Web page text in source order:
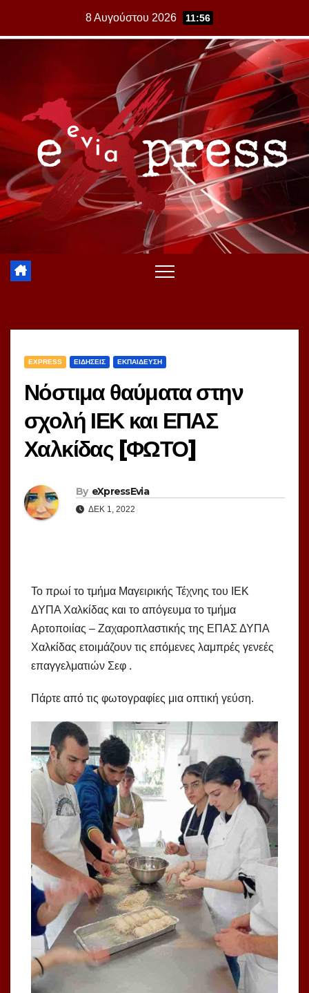
8 Αυγούστου 2026 11:56
EXPRESS ΕΙΔΗΣΕΙΣ ΕΚΠΑΙΔΕΥΣΗ
Νόστιμα θαύματα στην
σχολή ΙΕΚ και ΕΠΑΣ
Χαλκίδας [ΦΩΤΟ]
By eXpressEvia
ΔΕΚ 1, 2022
Το πρωί το τμήμα Μαγειρικής Τέχνης του ΙΕΚ
ΔΥΠΑ Χαλκίδας και το απόγευμα το τμήμα
Αρτοποιίας – Ζαχαροπλαστικής της ΕΠΑΣ ΔΥΠΑ
Χαλκίδας ετοιμάζουν τις επόμενες λαμπρές γενεές
επαγγελματιών Σεφ .
Πάρτε από τις φωτογραφίες μια οπτική γεύση.